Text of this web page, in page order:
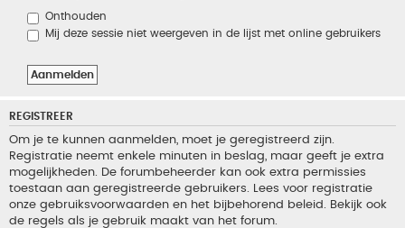
Onthouden
Mij deze sessie niet weergeven in de lijst met online gebruikers
REGISTREER
Om je te kunnen aanmelden, moet je geregistreerd zijn.
Registratie neemt enkele minuten in beslag, maar geeft je extra
mogelijkheden. De forumbeheerder kan ook extra permissies
toestaan aan geregistreerde gebruikers. Lees voor registratie
onze gebruiksvoorwaarden en het bijbehorend beleid. Bekijk ook
de regels als je gebruik maakt van het forum.